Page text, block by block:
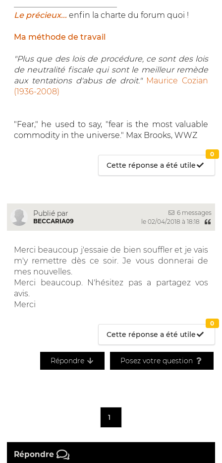
Le précieux... enfin la charte du forum quoi !
Ma méthode de travail
"Plus que des lois de procédure, ce sont des lois
de neutralité fiscale qui sont le meilleur remède
aux tentations d'abus de droit." Maurice Cozian
(1936-2008)
"Fear," he used to say, "fear is the most valuable
commodity in the universe." Max Brooks, WWZ
Cette réponse a été utile
0
Publié par
BECCARIA09
6 messages
le 02/04/2018 à 18:18
Merci beaucoup j'essaie de bien souffler et je vais
m'y remettre dès ce soir. Je vous donnerai de
mes nouvelles.
Merci beaucoup. N'hésitez pas a partagez vos
avis.
Merci
Cette réponse a été utile
0
Répondre Posez votre question
1
Répondre